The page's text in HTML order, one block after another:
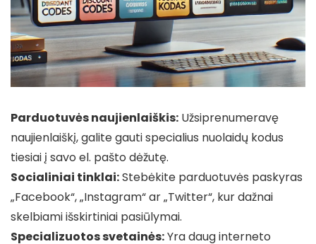
Parduotuvės naujienlaiškis: Užsiprenumeravę
naujienlaiškį, galite gauti specialius nuolaidų kodus
tiesiai į savo el. pašto dėžutę.
Socialiniai tinklai:Stebėkite parduotuvės paskyras
„Facebook“, „Instagram“ ar „Twitter“, kur dažnai
skelbiami išskirtiniai pasiūlymai.
Specializuotos svetainės:Yra daug interneto